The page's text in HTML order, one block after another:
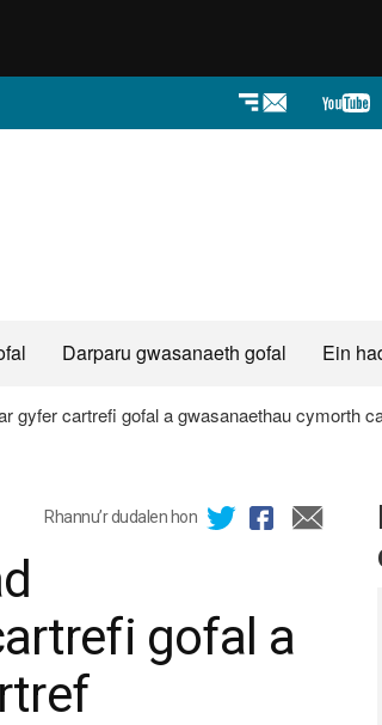
Newyddlenni
Darparu gwasanaeth gofal Ein
gyfer cartrefi gofal a gwasanaethau cymorth
Rhannu’r dudalen hon
gofal a